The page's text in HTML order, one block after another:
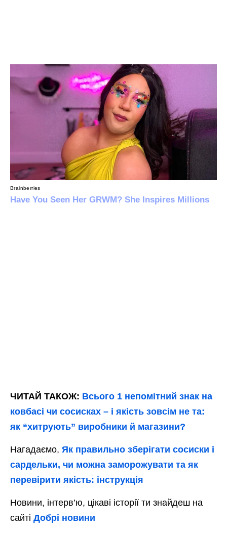
ЧИТАЙ ТАКОЖ: Всього 1 непомітний знак на
ковбасі чи сосисках – і якість зовсім не та:
як “хитрують” виробники й магазини?
Нагадаємо, Як правильно зберігати сосиски і
сардельки, чи можна заморожувати та як
перевірити якість: інструкція
Новини, інтерв’ю, цікаві історії ти знайдеш на
сайті Добрі новини